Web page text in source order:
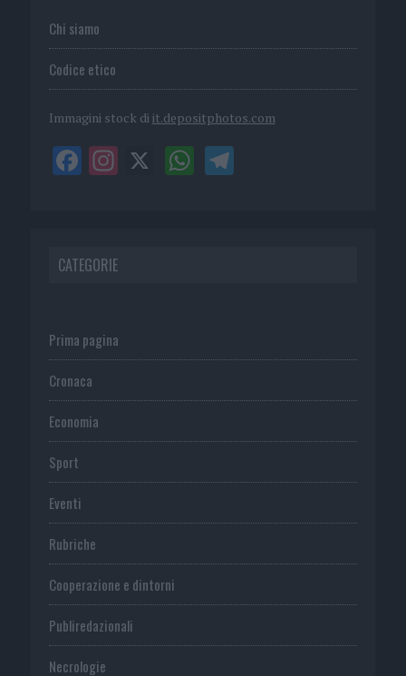
Chi siamo
Codice etico
Immagini stock di it.depositphotos.com
CATEGORIE
Prima pagina
Cronaca
Economia
Sport
Eventi
Rubriche
Cooperazione e dintorni
Publiredazionali
Necrologie